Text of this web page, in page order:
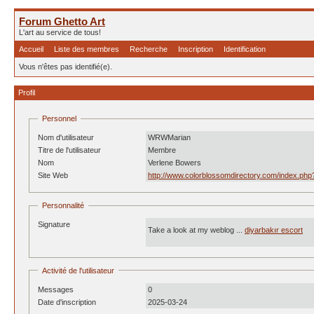
Forum Ghetto Art
L'art au service de tous!
Accueil
Liste des membres Recherche Inscription Identification
Vous n'êtes pas identifié(e).
Profil
Personnel
Nom d'utilisateur
WRWMarian
Titre de l'utilisateur
Membre
Nom
Verlene Bowers
Site Web
http://www.colorblossomdirectory.com/
Personnalité
Signature
Take a look at my weblog ... diyarbakır escort
Activité de l'utilisateur
Messages
0
Date d'inscription
2025-03-24